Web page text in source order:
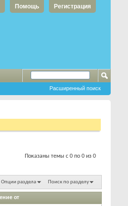
Регистрация
Помощь
Расширенный поиск
Показаны темы с 0 по 0 из 0
Опции раздела Поиск по разделу
от